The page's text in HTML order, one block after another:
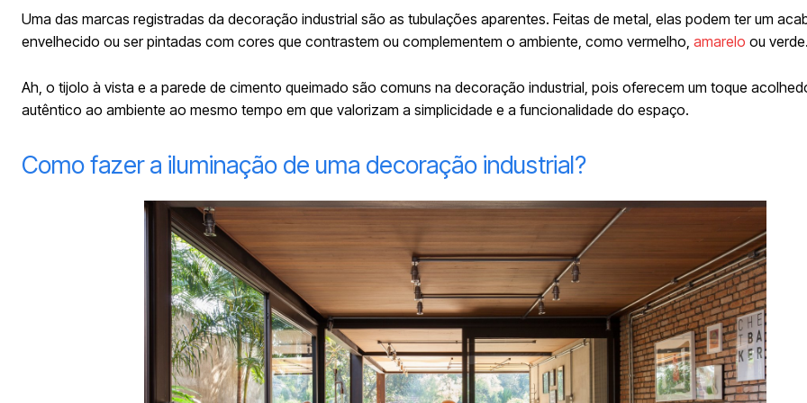
Uma das marcas registradas da decoração industrial são as tubulações aparentes. Feitas de metal, elas podem ter um
envelhecido ou ser pintadas com cores que contrastem ou complementem o ambiente, como vermelho, amarelo ou verde.
Ah, o tijolo à vista e a parede de cimento queimado são comuns na decoração industrial, pois oferecem um toque
autêntico ao ambiente ao mesmo tempo em que valorizam a simplicidade e a funcionalidade do espaço.
Como fazer a iluminação de uma decoração industrial?